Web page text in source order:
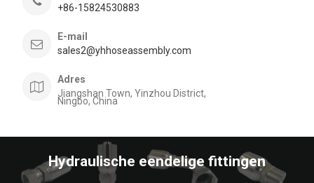
+86-15824530883
E-mail
sales2@yhhoseassembly.com
Adres
Jiangshan Town, Yinzhou District,
Ningbo, China
Hydraulische eendelige fittingen